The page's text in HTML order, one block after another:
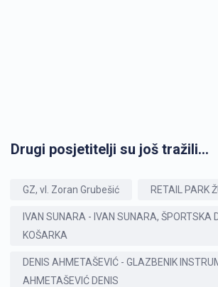
Drugi posjetitelji su još tražili...
GZ, vl. Zoran Grubešić RETAIL PARK
IVAN SUNARA - IVAN SUNARA, ŠPORTSKA
KOŠARKA
DENIS AHMETAŠEVIĆ - GLAZBENIK
AHMETAŠEVIĆ DENIS